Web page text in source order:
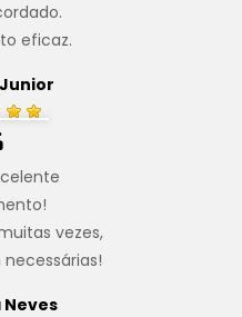
eficaz.
vezes,